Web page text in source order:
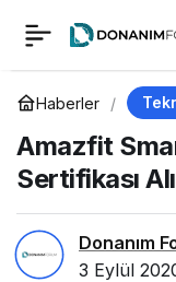
Haberler
Amazfit
Sertifikası
Donanım
3 Eylül
Amazfit Smart
Bluetooth
Alıyor